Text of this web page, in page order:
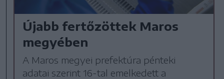
Újabb fertőzöttek Maros
megyében
A Maros megyei prefektúra pénteki
adatai szerint 16-tal emelkedett a